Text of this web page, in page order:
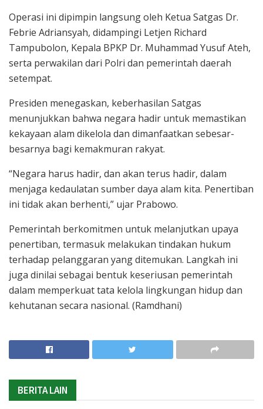
Operasi ini dipimpin langsung oleh Ketua Satgas Dr.
Febrie Adriansyah, didampingi Letjen Richard
Tampubolon, Kepala BPKP Dr. Muhammad Yusuf Ateh,
serta perwakilan dari Polri dan pemerintah daerah
setempat.
Presiden menegaskan, keberhasilan Satgas
menunjukkan bahwa negara hadir untuk memastikan
kekayaan alam dikelola dan dimanfaatkan sebesar-
besarnya bagi kemakmuran rakyat.
“Negara harus hadir, dan akan terus hadir, dalam
menjaga kedaulatan sumber daya alam kita. Penertiban
ini tidak akan berhenti,” ujar Prabowo.
Pemerintah berkomitmen untuk melanjutkan upaya
penertiban, termasuk melakukan tindakan hukum
terhadap pelanggaran yang ditemukan. Langkah ini
juga dinilai sebagai bentuk keseriusan pemerintah
dalam memperkuat tata kelola lingkungan hidup dan
kehutanan secara nasional. (Ramdhani)
BERITA LAIN